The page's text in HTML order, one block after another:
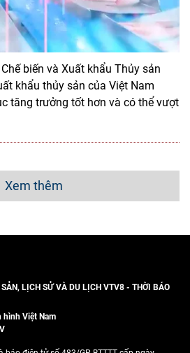
biến và Xuất khẩu Thủy sản
khẩu thủy sản của Việt Nam
tăng trưởng tốt hơn và có thể vượt
Xem thêm
LỊCH SỬ VÀ DU LỊCH VTV8 - THỜI BÁO
hình Việt Nam